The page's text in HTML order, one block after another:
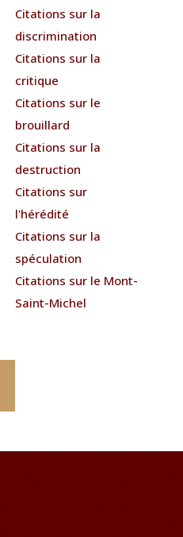
Citations sur la
discrimination
Citations sur la
critique
Citations sur le
brouillard
Citations sur la
destruction
Citations sur
l'hérédité
Citations sur la
spéculation
Citations sur le Mont-
Saint-Michel